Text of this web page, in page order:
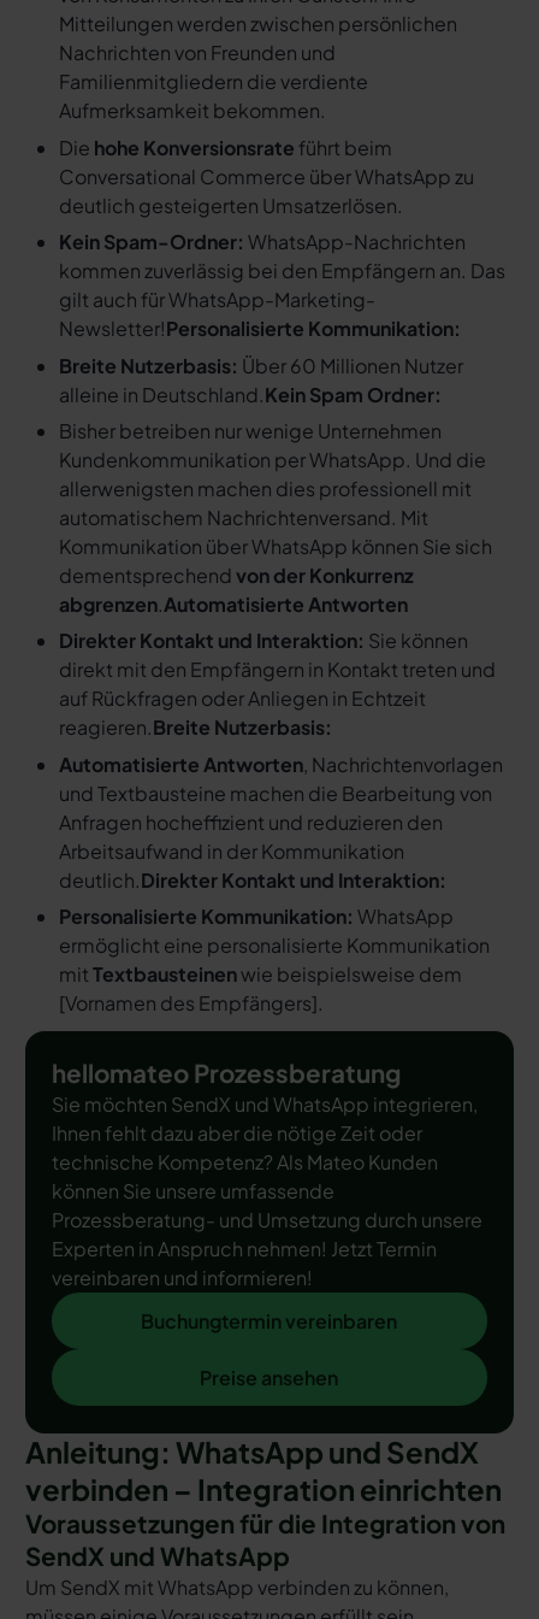
Mitteilungen werden zwischen persönlichen
Nachrichten von Freunden und
Familienmitgliedern die verdiente
Aufmerksamkeit bekommen.
Die hohe Konversionsrate führt beim
Conversational Commerce über WhatsApp zu
deutlich gesteigerten Umsatzerlösen.
Kein Spam-Ordner: WhatsApp-Nachrichten
kommen zuverlässig bei den Empfängern an. Das
gilt auch für WhatsApp-Marketing-
Newsletter!Personalisierte Kommunikation:
Breite Nutzerbasis: Über 60 Millionen Nutzer
alleine in Deutschland.Kein Spam Ordner:
Bisher betreiben nur wenige Unternehmen
Kundenkommunikation per WhatsApp. Und die
allerwenigsten machen dies professionell mit
automatischem Nachrichtenversand. Mit
Kommunikation über WhatsApp können Sie sich
dementsprechendvon der Konkurrenz
abgrenzen.Automatisierte Antworten
Direkter Kontakt und Interaktion: Sie können
direkt mit den Empfängern in Kontakt treten und
auf Rückfragen oder Anliegen in Echtzeit
reagieren.Breite Nutzerbasis:
Automatisierte Antworten, Nachrichtenvorlagen
und Textbausteine machen die Bearbeitung von
Anfragen hocheffizient und reduzieren den
Arbeitsaufwand in der Kommunikation
deutlich.Direkter Kontakt und Interaktion:
Personalisierte Kommunikation: WhatsApp
ermöglicht eine personalisierte Kommunikation
mitTextbausteinenwie beispielsweise dem
[Vornamen des Empfängers].
hellomateo Prozessberatung
Sie möchten SendX und WhatsApp integrieren,
Ihnen fehlt dazu aber die nötige Zeit oder
technische Kompetenz? Als Mateo Kunden
können Sie unsere umfassende
Prozessberatung- und Umsetzung durch unsere
Experten in Anspruch nehmen! Jetzt Termin
vereinbaren und informieren!
Buchungtermin vereinbaren
Buchungtermin vereinbaren
Preise ansehen
Preise ansehen
Anleitung: WhatsApp und SendX
verbinden – Integration einrichten
Voraussetzungen für die Integration von
SendX und WhatsApp
Um SendX mit WhatsApp verbinden zu können,